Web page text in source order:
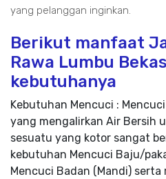
yang pelanggan inginkan.
Berikut manfaat
Rawa Lumbu
kebutuhanya
Kebutuhan Mencuci :
yang mengalirkan Air Bersih
sesuatu yang kotor sangat
kebutuhan Mencuci Baju/
Mencuci Badan (Mandi) serta